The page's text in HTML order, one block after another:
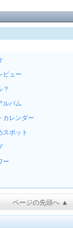
ビュー
？
ルバム
カレンダー
スポット
ー
ページの先頭へ ▲